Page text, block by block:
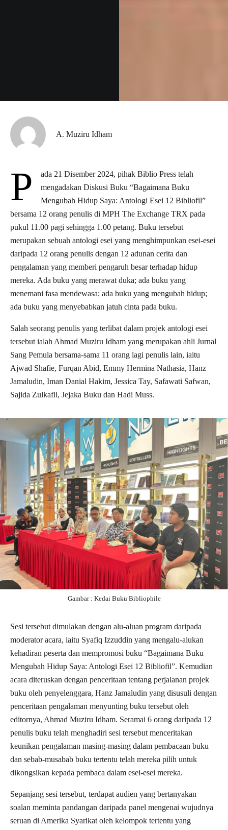
A. Muziru Idham
P
ada 21 Disember 2024, pihak Biblio Press telah
mengadakan Diskusi Buku “Bagaimana Buku
Mengubah Hidup Saya: Antologi Esei 12 Bibliofil”
bersama 12 orang penulis di MPH The Exchange TRX pada
pukul 11.00 pagi sehingga 1.00 petang. Buku tersebut
merupakan sebuah antologi esei yang menghimpunkan esei-esei
daripada 12 orang penulis dengan 12 adunan cerita dan
pengalaman yang memberi pengaruh besar terhadap hidup
mereka. Ada buku yang merawat duka; ada buku yang
menemani fasa mendewasa; ada buku yang mengubah hidup;
ada buku yang menyebabkan jatuh cinta pada buku.
Salah seorang penulis yang terlibat dalam projek antologi esei
tersebut ialah Ahmad Muziru Idham yang merupakan ahli Jurnal
Sang Pemula bersama-sama 11 orang lagi penulis lain, iaitu
Ajwad Shafie, Furqan Abid, Emmy Hermina Nathasia, Hanz
Jamaludin, Iman Danial Hakim, Jessica Tay, Safawati Safwan,
Sajida Zulkafli, Jejaka Buku dan Hadi Muss.
Gambar : Kedai Buku Bibliophile
Sesi tersebut dimulakan dengan alu-aluan program daripada
moderator acara, iaitu Syafiq Izzuddin yang mengalu-alukan
kehadiran peserta dan mempromosi buku “Bagaimana Buku
Mengubah Hidup Saya: Antologi Esei 12 Bibliofil”. Kemudian
acara diteruskan dengan penceritaan tentang perjalanan projek
buku oleh penyelenggara, Hanz Jamaludin yang disusuli dengan
penceritaan pengalaman menyunting buku tersebut oleh
editornya, Ahmad Muziru Idham. Seramai 6 orang daripada 12
penulis buku telah menghadiri sesi tersebut menceritakan
keunikan pengalaman masing-masing dalam pembacaan buku
dan sebab-musabab buku tertentu telah mereka pilih untuk
dikongsikan kepada pembaca dalam esei-esei mereka.
Sepanjang sesi tersebut, terdapat audien yang bertanyakan
soalan meminta pandangan daripada panel mengenai wujudnya
seruan di Amerika Syarikat oleh kelompok tertentu yang